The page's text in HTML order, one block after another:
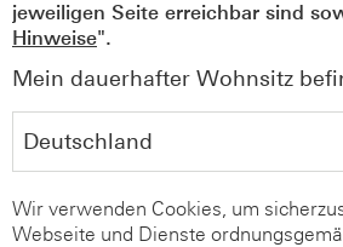
jeweiligen Seite erreichbar sind
Hinweise".
Mein dauerhafter Wohnsitz
Wir verwenden Cookies, um
Webseite und Dienste